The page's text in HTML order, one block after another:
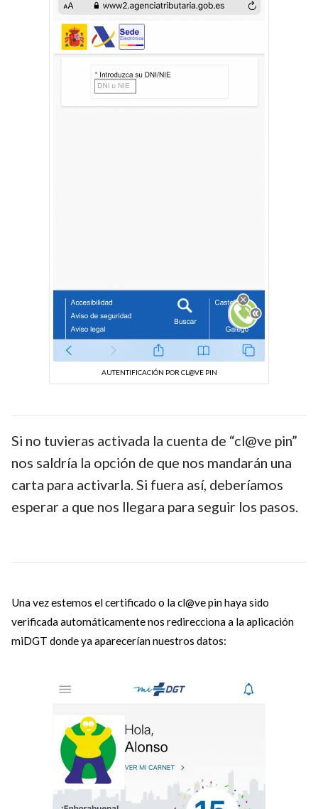
AUTENTIFICACIÓN POR CL@VE PIN
Si no tuvieras activada la cuenta de “cl@ve pin”
nos saldría la opción de que nos mandarán una
carta para activarla. Si fuera así, deberíamos
esperar a que nos llegara para seguir los pasos.
Una vez estemos el certificado o la cl@ve pin haya sido
verificada automáticamente nos redirecciona a la aplicación
miDGT donde ya aparecerían nuestros datos: